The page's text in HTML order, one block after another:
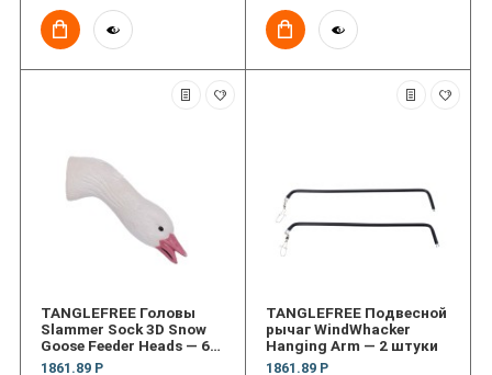
TANGLEFREE Головы
Slammer Sock 3D Snow
Goose Feeder Heads — 6
штук
1861.89 Р
TANGLEFREE Подвесной
рычаг WindWhacker
Hanging Arm — 2 штуки
1861.89 Р